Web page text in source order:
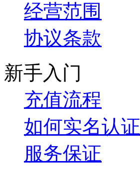
经营范围
协议条款
新手入门
充值流程
如何实名认证
服务保证